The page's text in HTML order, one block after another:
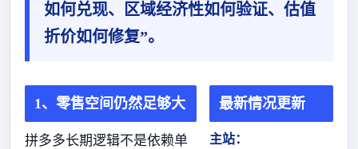
如何兑现、区域经济性如何验证、估值
折价如何修复”。
1、零售空间仍然足够大
拼多多长期逻辑不是依赖单
最新情况更新
主站：